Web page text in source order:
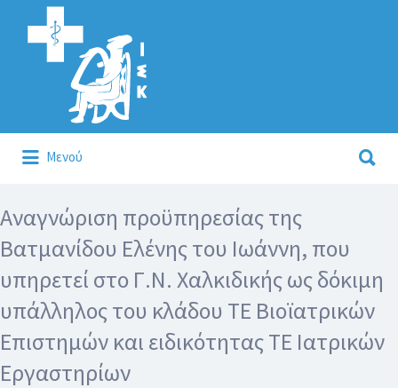
Αναζήτηση
για:
Μενού
για:
Αναγνώριση προϋπηρεσίας της
Βατμανίδου Ελένης του Ιωάννη, που
υπηρετεί στο Γ.Ν. Χαλκιδικής ως δόκιμη
υπάλληλος του κλάδου ΤΕ Βιοϊατρικών
Επιστημών και ειδικότητας ΤΕ Ιατρικών
Εργαστηρίων